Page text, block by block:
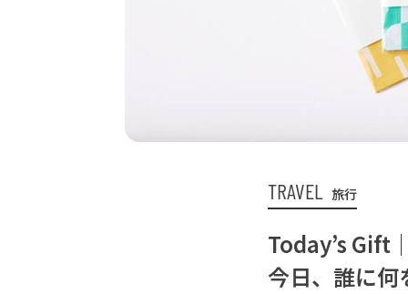
TRAVEL 旅行
Today’s Gift
今日、誰に